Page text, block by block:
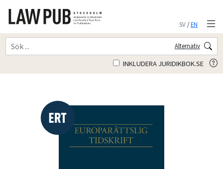
SV/EN
Alternativ
INKLUDERA JURIDIKBOK.SE